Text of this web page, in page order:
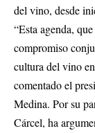
del vino, desde
“Esta agenda,
compromiso
cultura del vino
comentado el
Medina. Por su
Cárcel, ha